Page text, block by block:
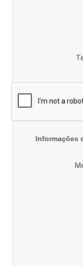
Informações